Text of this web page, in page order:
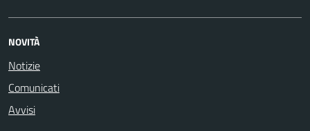
NOVITÀ
Notizie
Comunicati
Avvisi